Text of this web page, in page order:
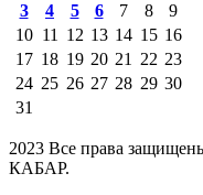
3
4 5 6 7 8
9
10 11 12 13 14 15 16
17 18 19 20 21 22 23
24 25 26 27 28 29 30
31
2023 Все права
КАБАР.